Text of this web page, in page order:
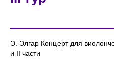
Э. Элгар Концерт для
и II части